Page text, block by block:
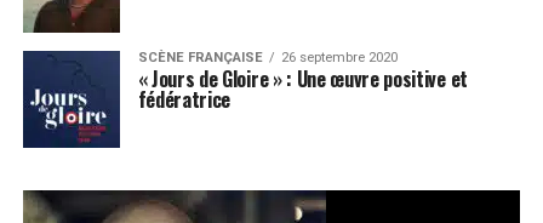
SCÈNE FRANÇAISE 26 septembre 2020
« Jours de Gloire » : Une œuvre positive et
fédératrice